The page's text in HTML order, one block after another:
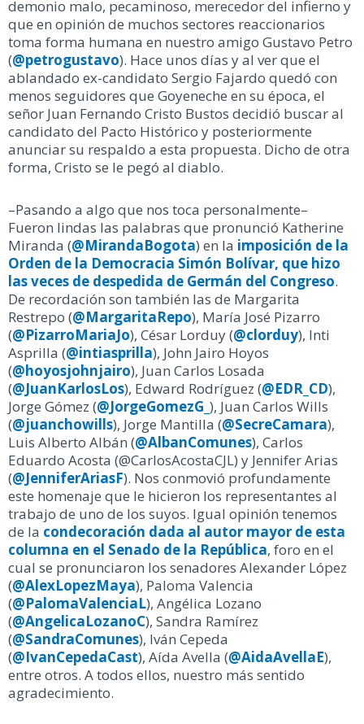
demonio malo, pecaminoso, merecedor del infierno y
que en opinión de muchos sectores reaccionarios
toma forma humana en nuestro amigo Gustavo Petro
(@petrogustavo). Hace unos días y al ver que el
ablandado ex-candidato Sergio Fajardo quedó con
menos seguidores que Goyeneche en su época, el
señor Juan Fernando Cristo Bustos decidió buscar al
candidato del Pacto Histórico y posteriormente
anunciar su respaldo a esta propuesta. Dicho de otra
forma, Cristo se le pegó al diablo.
–Pasando a algo que nos toca personalmente–
Fueron lindas las palabras que pronunció Katherine
Miranda (@MirandaBogota) en la imposición de la
Orden de la Democracia Simón Bolívar, que hizo
las veces de despedida de Germán del Congreso.
De recordación son también las de Margarita
Restrepo (@MargaritaRepo), María José Pizarro
(@PizarroMariaJo), César Lorduy (@clorduy), Inti
Asprilla (@intiasprilla), John Jairo Hoyos
(@hoyosjohnjairo), Juan Carlos Losada
(@JuanKarlosLos), Edward Rodríguez (@EDR_CD),
Jorge Gómez (@JorgeGomezG ), Juan Carlos Wills
(@juanchowills), Jorge Mantilla (@SecreCamara),
Luis Alberto Albán (@AlbanComunes), Carlos
Eduardo Acosta (@CarlosAcostaCJL) y Jennifer Arias
(@JenniferAriasF). Nos conmovió profundamente
este homenaje que le hicieron los representantes al
trabajo de uno de los suyos. Igual opinión tenemos
de la condecoración dada al autor mayor de esta
columna en el Senado de la República, foro en el
cual se pronunciaron los senadores Alexander López
(@AlexLopezMaya), Paloma Valencia
(@PalomaValenciaL), Angélica Lozano
(@AngelicaLozanoC), Sandra Ramírez
(@SandraComunes), Iván Cepeda
(@IvanCepedaCast), Aída Avella (@AidaAvellaE),
entre otros. A todos ellos, nuestro más sentido
agradecimiento.